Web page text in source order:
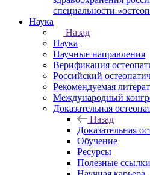
специальности
Наука
Назад
Наука
Научные направления
Верификация
Российский
Рекомендуемая
Международный
Доказательная
Назад
Доказательная
Обучение
Ресурсы
Полезные ссылки